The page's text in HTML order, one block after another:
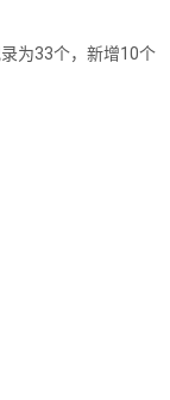
为33个，新增10个